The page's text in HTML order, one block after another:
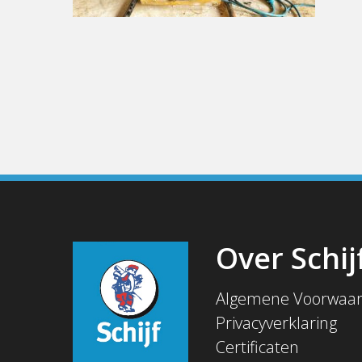
Over
Algemene
Privacyverklaring
Certificaten